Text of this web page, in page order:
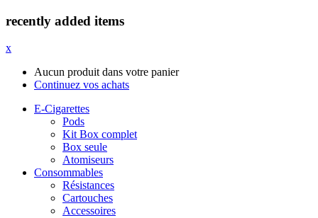
recently added items
x
Aucun produit dans votre panier
Continuez vos achats
E-Cigarettes
Pods
Kit Box complet
Box seule
Atomiseurs
Consommables
Résistances
Cartouches
Accessoires